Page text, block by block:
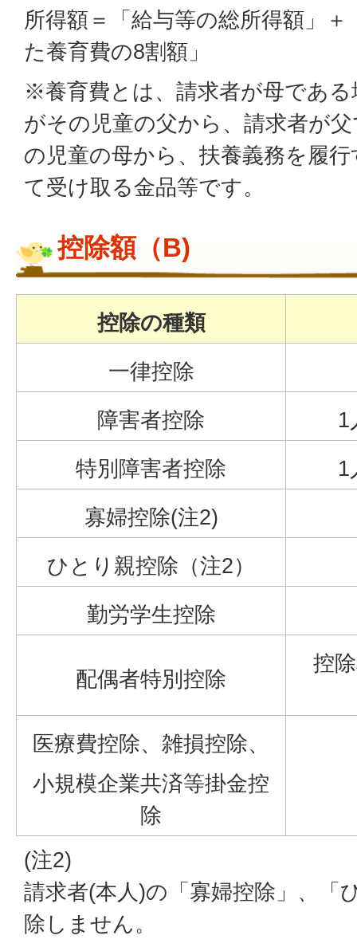
所得額＝「給与等の総所得額」
た養育費の8割額」
※養育費とは、請求者が母であ
がその児童の父から、請求者が
の児童の母から、扶養義務を履
て受け取る金品等です。
控除額（B)
控除の種類
一律控除
障害者控除
1
特別障害者控除
1
寡婦控除(注2)
ひとり親控除（注2）
勤労学生控除
配偶者特別控除
控
医療費控除、雑損控除、
小規模企業共済等掛金控
除
(注2)
請求者(本人)の「寡婦控除」、「
除しません。